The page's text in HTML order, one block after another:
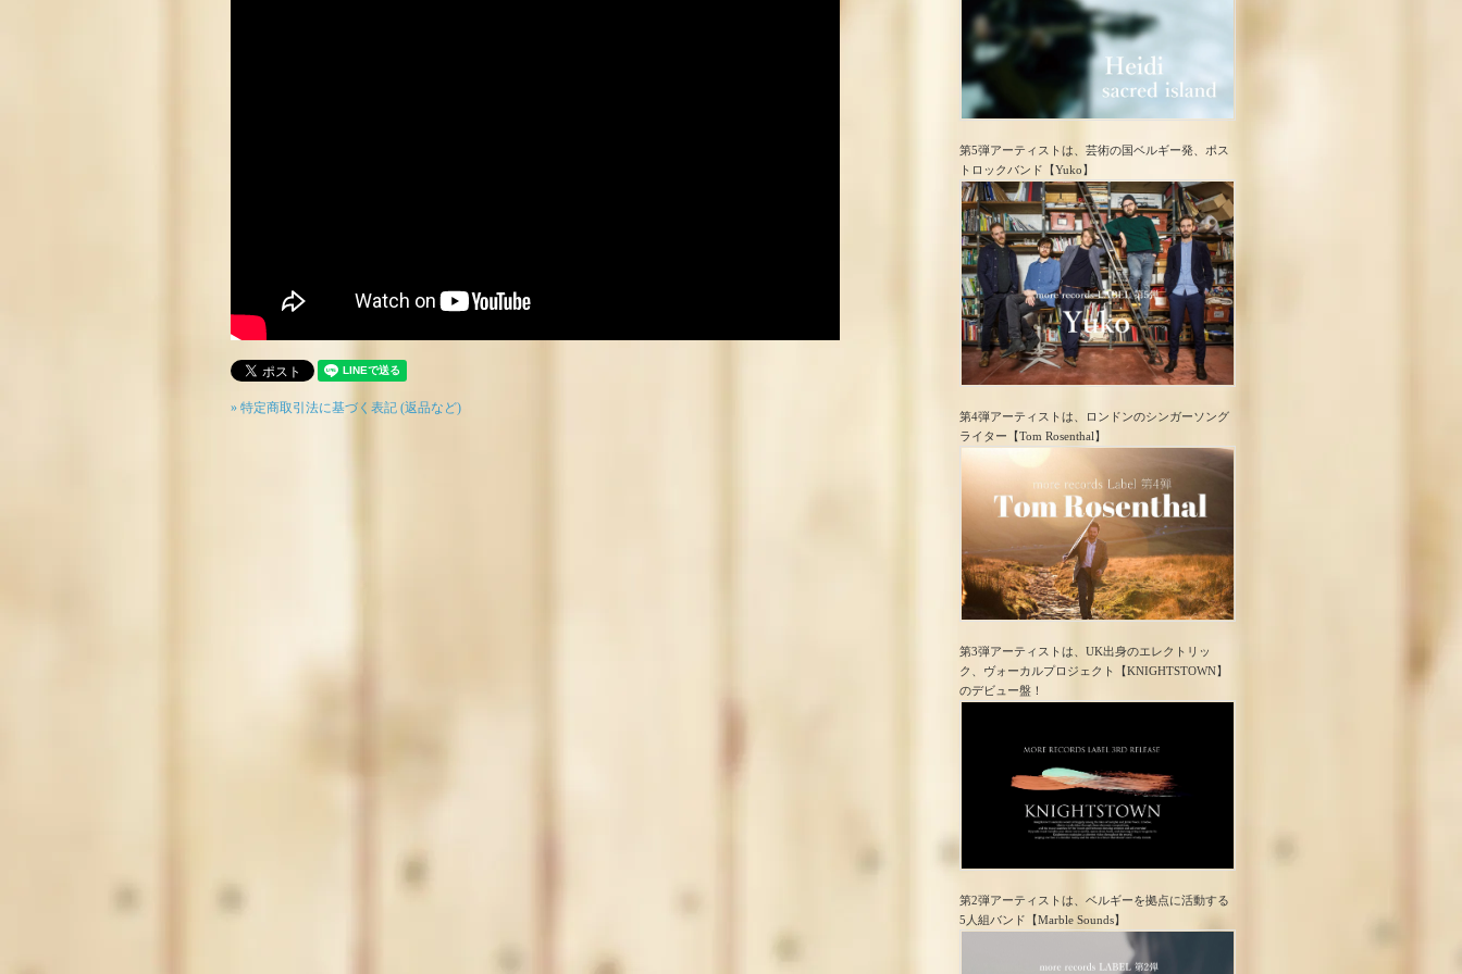
» 特定商取引法に基づく表記 (返品など)
第5弾アーティストは、芸術の国ベルギー発、ポス
トロック​バンド【Yuko】
第4弾アーティストは、ロンドンのシンガーソング
ライター【Tom Rosenthal】
第3弾アーティストは、UK出身のエレクトリッ
ク、ヴォーカルプロジェクト【KNIGHTSTOWN】
のデビュー盤！
第2弾アーティストは、ベルギーを拠点に活動する
5人組バンド【Marble Sounds】